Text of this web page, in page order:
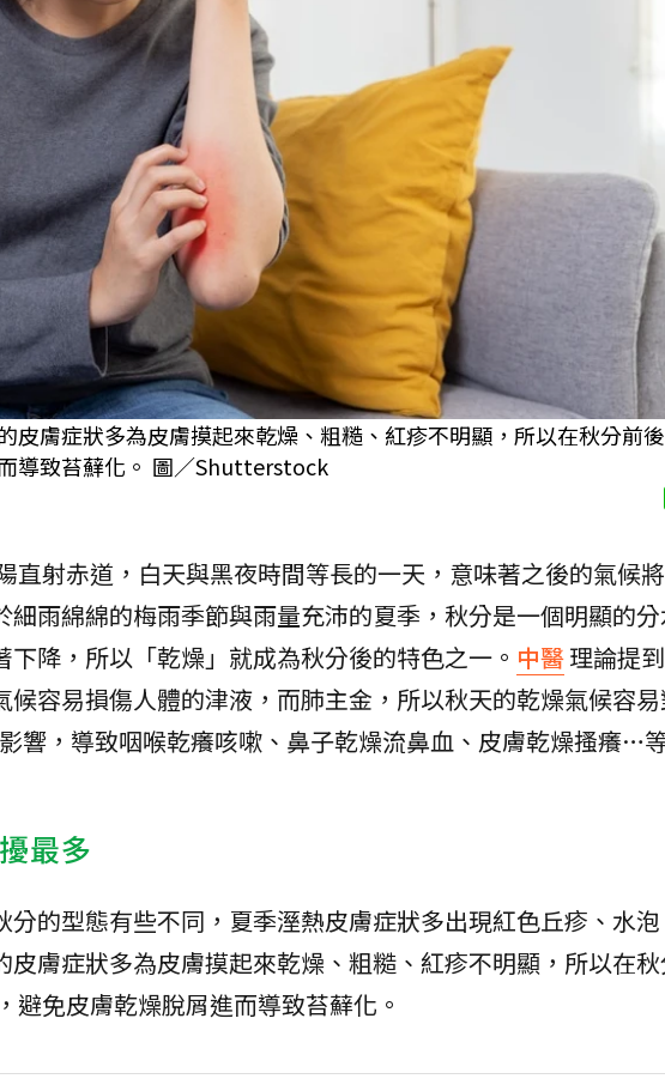
皮膚症狀多為皮膚摸起來乾燥、粗糙、紅疹不明顯，所以在秋分前
導致苔蘚化。 圖／Shutterstock
直射赤道，白天與黑夜時間等長的一天，意味著之後的氣候
細雨綿綿的梅雨季節與雨量充沛的夏季，秋分是一個明顯的
降，所以「乾燥」就成為秋分後的特色之一。 中醫理論提
候容易損傷人體的津液，而肺主金，所以秋天的乾燥氣候容
響，導致咽喉乾癢咳嗽、鼻子乾燥流鼻血、皮膚乾燥搔癢…
最多
分的型態有些不同，夏季溼熱皮膚症狀多出現紅色丘疹、水
皮膚症狀多為皮膚摸起來乾燥、粗糙、紅疹不明顯，所以在
避免皮膚乾燥脫屑進而導致苔蘚化。